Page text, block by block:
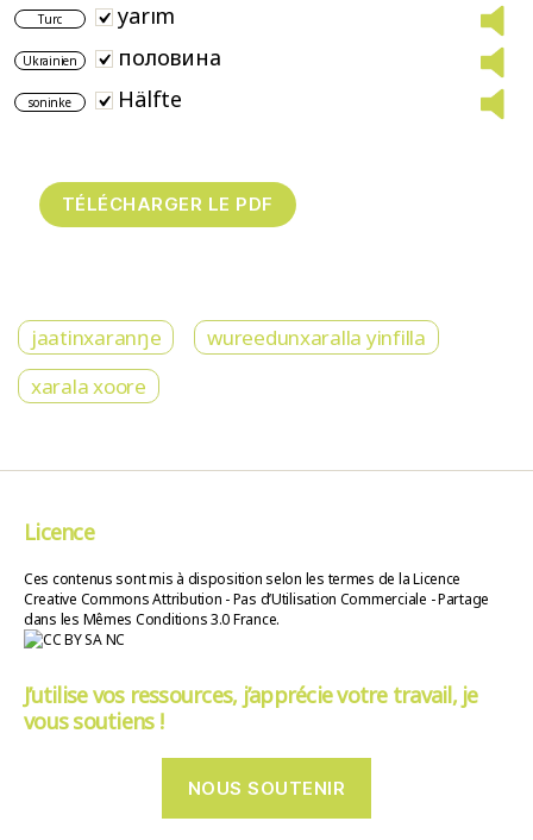
Turc yarım
Ukrainien половина
soninke Hälfte
jaatinxaranŋe
wureedunxaralla yinfilla
xarala xoore
Licence
Ces contenus sont mis à disposition selon les termes de la Licence
Creative Commons Attribution - Pas d’Utilisation Commerciale - Partage
dans les Mêmes Conditions 3.0 France.
J’utilise vos ressources, j’apprécie votre travail, je
vous soutiens !
NOUS SOUTENIR